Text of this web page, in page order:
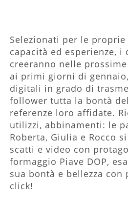
Selezionati per le
capacità ed esperienze,
creeranno nelle
ai primi giorni di
digitali in grado di
follower tutta la bontà
referenze loro affidate.
utilizzi, abbinamenti: le
Roberta, Giulia e Rocco
scatti e video con
formaggio Piave DOP,
sua bontà e bellezza con
click!